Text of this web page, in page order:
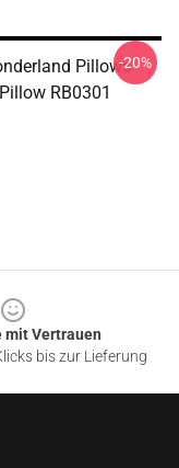
Pillows -
RB0301
-20%
mit Vertrauen
bis zur Lieferung